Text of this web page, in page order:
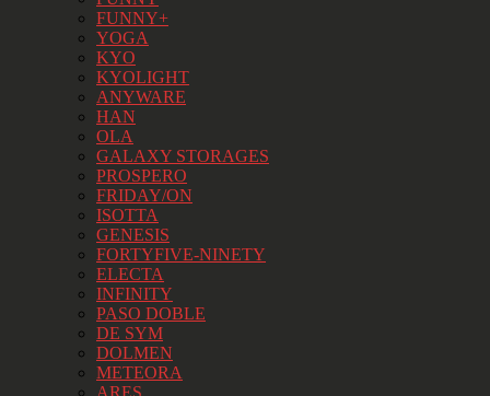
FUNNY+
YOGA
KYO
KYOLIGHT
ANYWARE
HAN
OLA
GALAXY STORAGES
PROSPERO
FRIDAY/ON
ISOTTA
GENESIS
FORTYFIVE-NINETY
ELECTA
INFINITY
PASO DOBLE
DE SYM
DOLMEN
METEORA